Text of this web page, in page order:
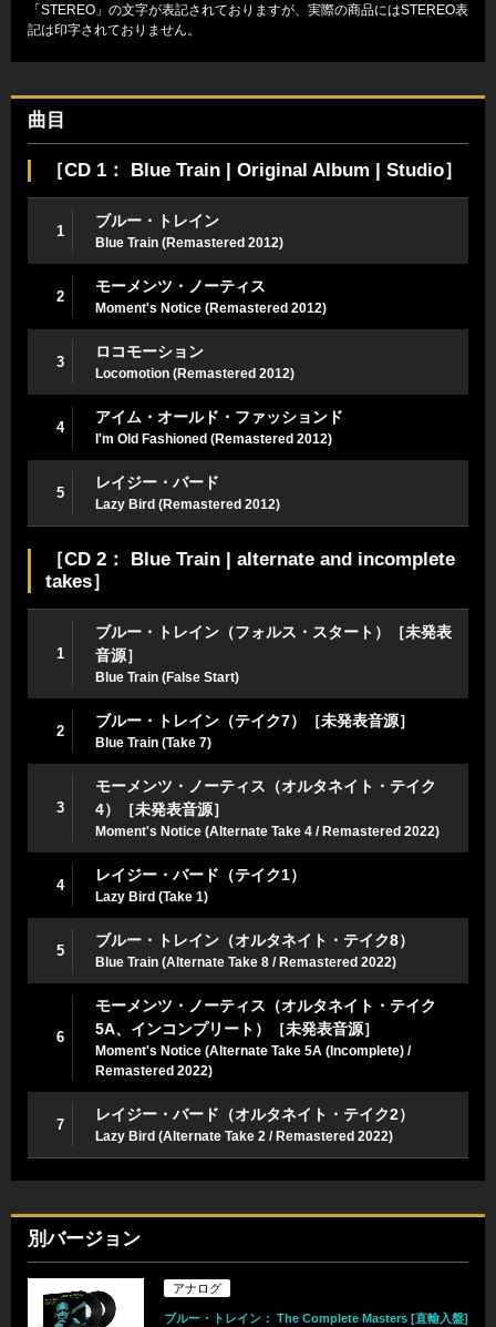
「STEREO」の文字が表記されておりますが、実際の商品にはSTEREO表
記は印字されておりません。
曲目
［CD 1： Blue Train | Original Album | Studio］
1
ブルー・トレイン
Blue Train (Remastered 2012)
2
モーメンツ・ノーティス
Moment's Notice (Remastered 2012)
3
ロコモーション
Locomotion (Remastered 2012)
4
アイム・オールド・ファッションド
I'm Old Fashioned (Remastered 2012)
5
レイジー・バード
Lazy Bird (Remastered 2012)
［CD 2： Blue Train | alternate and incomplete
takes］
1
ブルー・トレイン（フォルス・スタート）［未発表
音源］
Blue Train (False Start)
2
ブルー・トレイン（テイク7）［未発表音源］
Blue Train (Take 7)
3
モーメンツ・ノーティス（オルタネイト・テイク
4）［未発表音源］
Moment's Notice (Alternate Take 4 / Remastered 2022)
4
レイジー・バード（テイク1）
Lazy Bird (Take 1)
5
ブルー・トレイン（オルタネイト・テイク8）
Blue Train (Alternate Take 8 / Remastered 2022)
6
モーメンツ・ノーティス（オルタネイト・テイク
5A、インコンプリート）［未発表音源］
Moment's Notice (Alternate Take 5A (Incomplete) /
Remastered 2022)
7
レイジー・バード（オルタネイト・テイク2）
Lazy Bird (Alternate Take 2 / Remastered 2022)
別バージョン
アナログ
ブルー・トレイン： The Complete Masters [直輸入盤]